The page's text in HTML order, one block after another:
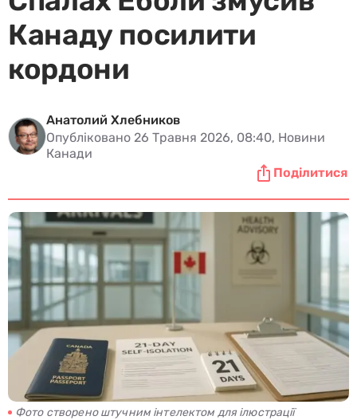
Канаду посилити
кордони
Анатолий Хлебников
Опубліковано 26 Травня 2026, 08:40, Новини
Канади
Поділитися
Фото створено штучним інтелектом для ілюстрації